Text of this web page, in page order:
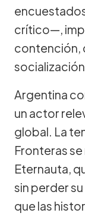
crítico—,
contención,
Argentina
un actor
global. La
Fronteras
Eternauta,
sin perder
que las